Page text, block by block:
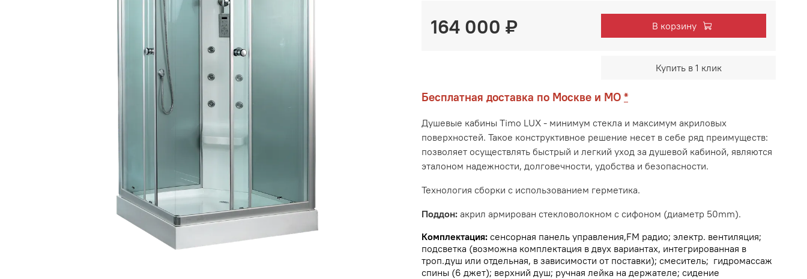
164 000 ₽ В корзину
Купить в 1 клик
Бесплатная доставка по Москве и МО *
Душевые кабины Timo LUX - минимум стекла и максимум акриловых
поверхностей. Такое конструктивное решение несет в себе ряд преимуществ:
позволяет осуществлять быстрый и легкий уход за душевой кабиной, являются
эталоном надежности, долговечности, удобства и безопасности.
Технология сборки с использованием герметика.
Поддон: акрил армирован стекловолокном с сифоном (диаметр 50mm).
Комплектация: сенсорная панель управления,FM радио; электр. вентиляция;
подсветка (возможна комплектация в двух вариантах, интегрированная в
троп.душ или отдельная, в зависимости от поставки); смеситель; гидромассаж
спины (6 джет); верхний душ; ручная лейка на держателе; сидение